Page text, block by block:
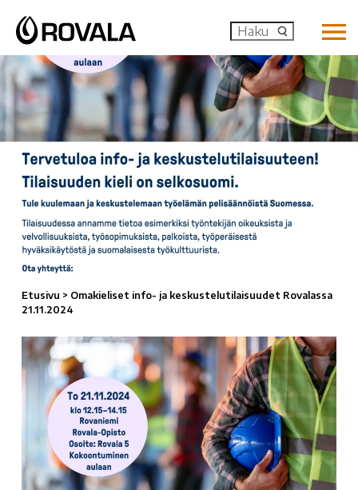
Etusivu > Omakieliset info- ja keskustelutilaisuudet Rovalassa
21.11.2024